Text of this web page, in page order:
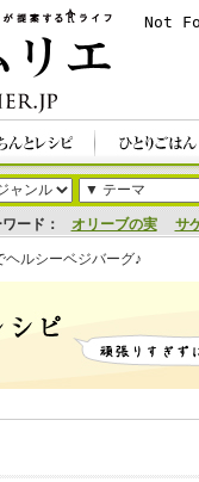
ード： オリーブの実 サ
ヘルシーベジバーグ♪